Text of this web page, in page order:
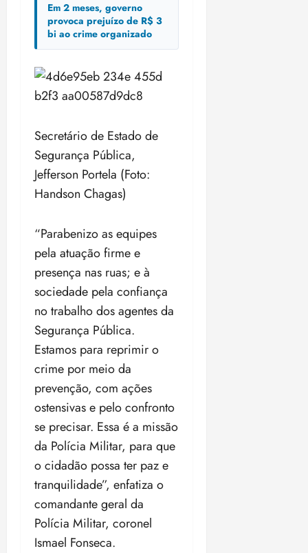
Em 2 meses, governo
provoca prejuízo de R$ 3
bi ao crime organizado
Secretário de Estado de
Segurança Pública,
Jefferson Portela (Foto:
Handson Chagas)
“Parabenizo as equipes
pela atuação firme e
presença nas ruas; e à
sociedade pela confiança
no trabalho dos agentes da
Segurança Pública.
Estamos para reprimir o
crime por meio da
prevenção, com ações
ostensivas e pelo confronto
se precisar. Essa é a missão
da Polícia Militar, para que
o cidadão possa ter paz e
tranquilidade”, enfatiza o
comandante geral da
Polícia Militar, coronel
Ismael Fonseca.